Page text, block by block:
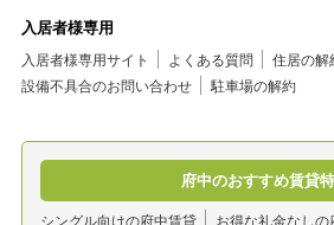
入居者様専用
入居者様専用サイト よくある質問
住居の解
設備不具合のお問い合わせ
駐車場の解約
府中のおすすめ賃貸
シングル向けの府中賃貸
お得な礼金なしの